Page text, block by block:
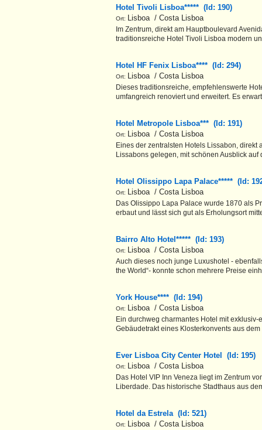
Hotel Tivoli Lisboa***** (Id: 190)
Ort: Lisboa / Costa Lisboa
Im Zentrum, direkt am Hauptboulevard
traditionsreiche Hotel Tivoli Lisboa modern
Hotel HF Fenix Lisboa**** (Id: 294)
Ort: Lisboa / Costa Lisboa
Dieses traditionsreiche, empfehlenswerte
umfangreich renoviert und erweitert. Es
Hotel Metropole Lisboa*** (Id: 191)
Ort: Lisboa / Costa Lisboa
Eines der zentralsten Hotels Lissabon, direkt
Lissabons gelegen, mit schönen Ausblick auf
Hotel Olissippo Lapa Palace***** (Id:
Ort: Lisboa / Costa Lisboa
Das Olissippo Lapa Palace wurde 1870 als
erbaut und lässt sich gut als Erholungsort
Bairro Alto Hotel***** (Id: 193)
Ort: Lisboa / Costa Lisboa
Auch dieses noch junge Luxushotel -
the World“- konnte schon mehrere Preise
York House**** (Id: 194)
Ort: Lisboa / Costa Lisboa
Ein durchweg charmantes Hotel mit
Gebäudetrakt eines Klosterkonvents aus
Ever Lisboa City Center Hotel (Id: 195)
Ort: Lisboa / Costa Lisboa
Das Hotel VIP Inn Veneza liegt im Zentrum
Liberdade. Das historische Stadthaus aus
Hotel da Estrela (Id: 521)
Ort: Lisboa / Costa Lisboa